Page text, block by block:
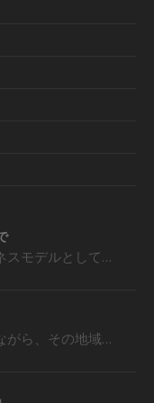
スモデルとして…
がら、その地域…